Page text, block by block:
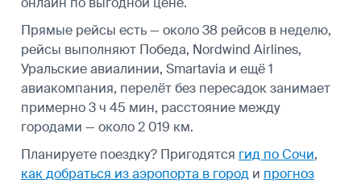
Прямые рейсы есть — около 38 рейсов в неделю,
рейсы выполняют Победа, Nordwind Airlines,
Уральские авиалинии, Smartavia и ещё 1
авиакомпания, перелёт без пересадок занимает
примерно 3 ч 45 мин, расстояние между
городами — около 2 019 км.
Планируете поездку? Пригодятся гид по Сочи,
как добраться из аэропорта в город и прогноз